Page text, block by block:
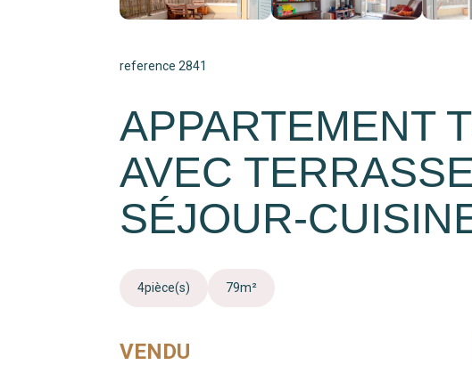
reference 2841
APPARTEMENT
AVEC
SÉJOUR-
4pièce(s) 79m²
VENDU